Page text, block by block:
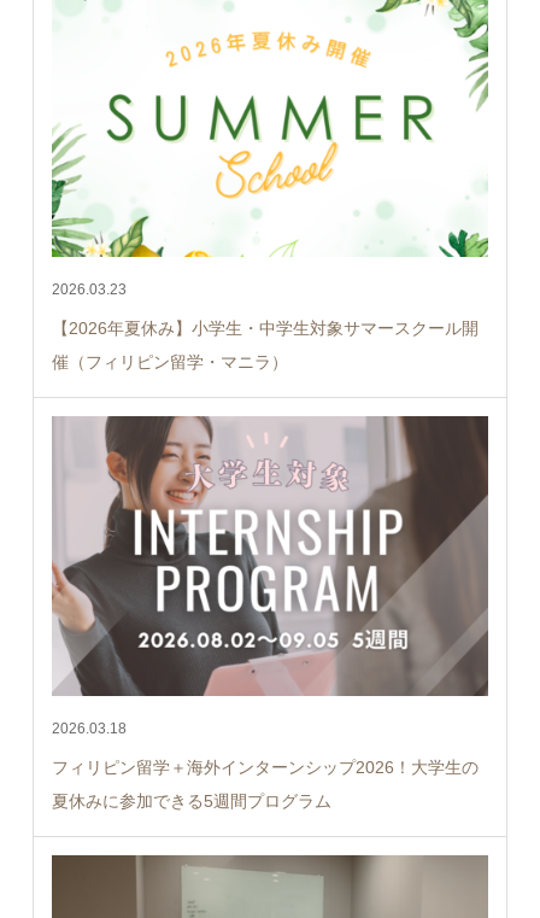
2026.03.23
【2026年夏休み】小学生・中学生対象サマースクール開
催（フィリピン留学・マニラ）
2026.03.18
フィリピン留学＋海外インターンシップ2026！大学生の
夏休みに参加できる5週間プログラム